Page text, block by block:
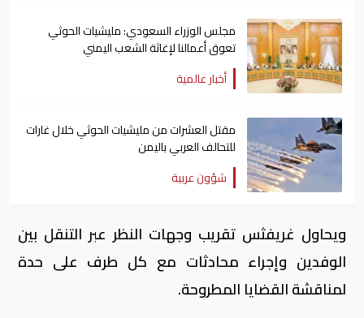
مجلس الوزراء السعودي: مليشيات الحوثي
تعوق أعمالنا لإغاثة الشعب اليمني
أخبار عالمية
مقتل العشرات من مليشيات الحوثي خلال غارات
للتحالف العربي باليمن
شؤون عربية
ويحاول غريفثس تقريب وجهات النظر عبر التنقل بين
الوفدين وإجراء محادثات مع كل طرف على حدة
لمناقشة القضايا المطروحة.